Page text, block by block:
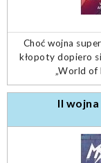
Choć wojna
kłopoty dopiero
„World of
II